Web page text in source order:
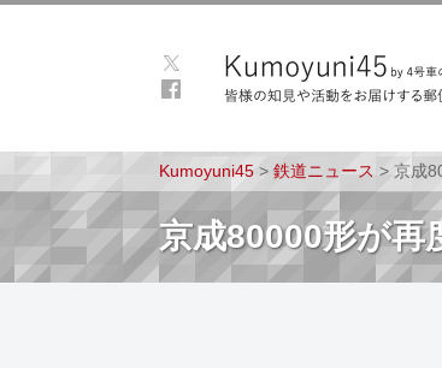
Kumoyuni45 > 鉄道ニュース > 京成
京成80000形が再